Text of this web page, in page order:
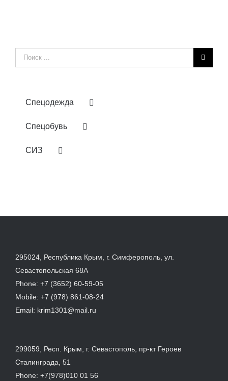
Результат
поиска:
Спецодежда
Спецобувь
СИЗ
295024, Республика Крым, г. Симферополь, ул.
Севастопольская 68А
Phone: +7 (3652) 60-59-05
Mobile: +7 (978) 861-08-24
Email: krim1301@mail.ru
299059, Респ. Крым, г. Севастополь, пр-кт Героев
Сталинграда, 51
Phone: +7(978)010 01 56